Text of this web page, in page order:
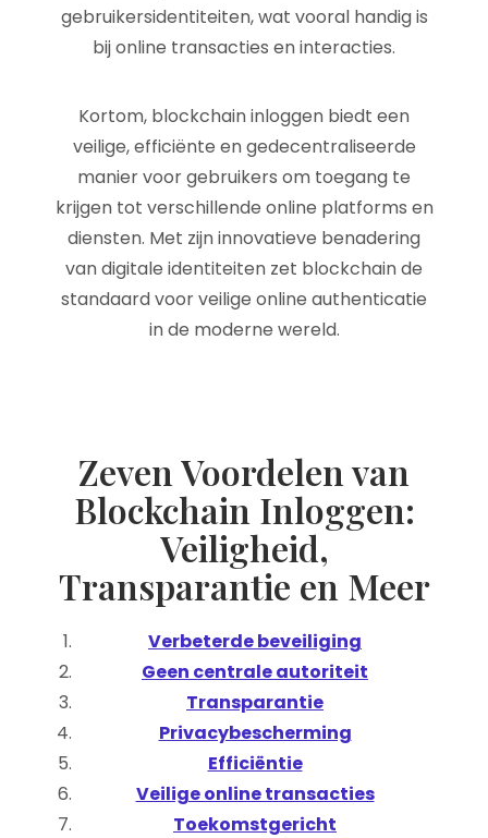
gebruikersidentiteiten, wat vooral handig is
bij online transacties en interacties.
Kortom, blockchain inloggen biedt een
veilige, efficiënte en gedecentraliseerde
manier voor gebruikers om toegang te
krijgen tot verschillende online platforms en
diensten. Met zijn innovatieve benadering
van digitale identiteiten zet blockchain de
standaard voor veilige online authenticatie
in de moderne wereld.
Zeven Voordelen van
Blockchain Inloggen:
Veiligheid,
Transparantie en Meer
Verbeterde beveiliging
Geen centrale autoriteit
Transparantie
Privacybescherming
Efficiëntie
Veilige online transacties
Toekomstgericht